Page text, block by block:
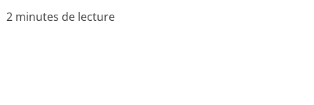
2 minutes de lecture
de
l’autorité